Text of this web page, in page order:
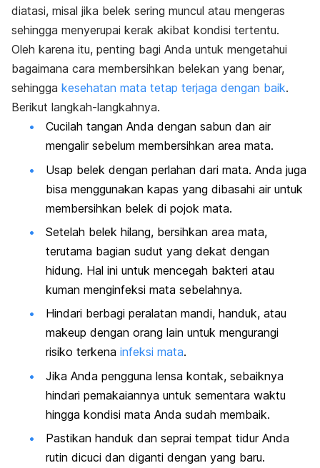
diatasi, misal jika belek sering muncul atau mengeras
sehingga menyerupai kerak akibat kondisi tertentu.
Oleh karena itu, penting bagi Anda untuk mengetahui
bagaimana cara membersihkan belekan yang benar,
sehingga kesehatan mata tetap terjaga dengan baik.
Berikut langkah-langkahnya.
Cucilah tangan Anda dengan sabun dan air
mengalir sebelum membersihkan area mata.
Usap belek dengan perlahan dari mata. Anda juga
bisa menggunakan kapas yang dibasahi air untuk
membersihkan belek di pojok mata.
Setelah belek hilang, bersihkan area mata,
terutama bagian sudut yang dekat dengan
hidung. Hal ini untuk mencegah bakteri atau
kuman menginfeksi mata sebelahnya.
Hindari berbagi peralatan mandi, handuk, atau
makeup dengan orang lain untuk mengurangi
risiko terkena infeksi mata.
Jika Anda pengguna lensa kontak, sebaiknya
hindari pemakaiannya untuk sementara waktu
hingga kondisi mata Anda sudah membaik.
Pastikan handuk dan seprai tempat tidur Anda
rutin dicuci dan diganti dengan yang baru.